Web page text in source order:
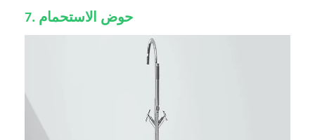
7. حوض الاستحمام